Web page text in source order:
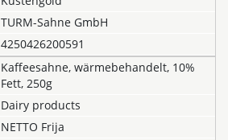
TURM-Sahne GmbH
4250426200591
Kaffeesahne, wärmebehandelt, 10%
Fett, 250g
Dairy products
NETTO Frija